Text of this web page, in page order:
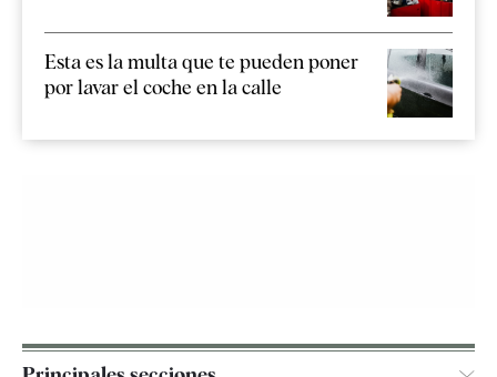
Esta es la multa que te pueden poner
por lavar el coche en la calle